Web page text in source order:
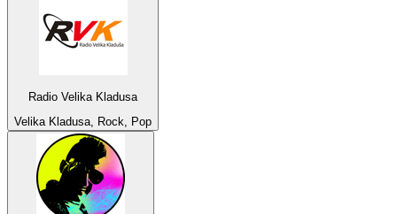
Radio Velika Kladusa
Velika Kladusa, Rock, Pop